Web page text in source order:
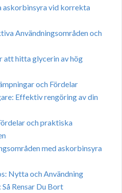
askorbinsyra vid korrekta
Användningsområden och
att hitta glycerin av hög
och Fördelar
Effektiv rengöring av din
och praktiska
med askorbinsyra
Nytta och Användning
Rensar Du Bort